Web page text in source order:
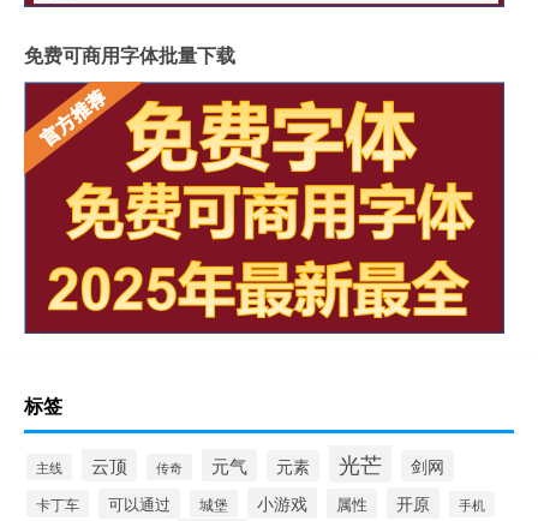
免费可商用字体批量下载
标签
主线 云顶 传奇 元气 元素 光芒 剑网
卡丁车 可以通过 城堡 小游戏 属性 开原 手机